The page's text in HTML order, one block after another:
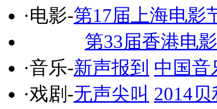
·电影-第17届上海电影
第33届香港电
·音乐-新声报到 中国音
·戏剧-无声尖叫 2014